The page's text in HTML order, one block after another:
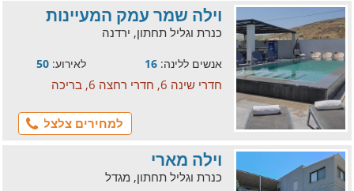
וילה שמר עמק המעיינות
כנרת וגליל תחתון, ירדנה
אנשים ללינה: 16 לאירוע: 50
חדרי שינה 6, חדרי רחצה 6, בריכה
למחירים צלצל
וילה מארי
כנרת וגליל תחתון, מגדל